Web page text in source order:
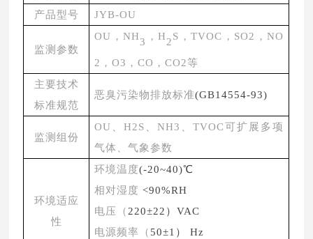
产品型号
JYB-OU
监测参数
OU ，NH3 ，H2S ，TVOC ， SO2，NO
2，O3，CO，CO2等
主要技术
标准规范
恶臭污染物排放标准(GB14554-93)
监测组份
OU、H2S、NH3、TVOC可扩展 多项
气体、气象参数
环境适应
性
环境温度(-20~40)℃
相对湿度 <90%RH
电压（ 220±22）VAC
电源频率（ 50±1） Hz